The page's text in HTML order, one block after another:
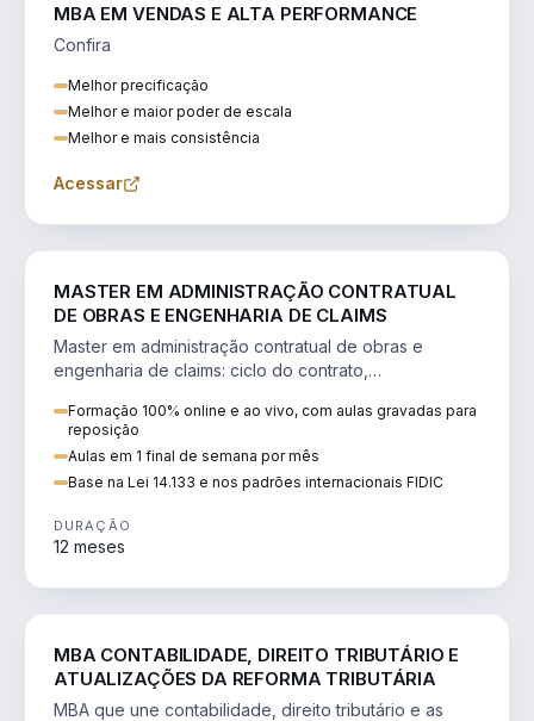
MBA EM VENDAS E ALTA PERFORMANCE
Confira
Melhor precificação
Melhor e maior poder de escala
Melhor e mais consistência
Acessar
MASTER EM ADMINISTRAÇÃO CONTRATUAL
DE OBRAS E ENGENHARIA DE CLAIMS
Master em administração contratual de obras e
engenharia de claims: ciclo do contrato,
Formação 100% online e ao vivo, com aulas gravadas para
reposição
Aulas em 1 final de semana por mês
Base na Lei 14.133 e nos padrões internacionais FIDIC
DURAÇÃO
12 meses
MBA CONTABILIDADE, DIREITO TRIBUTÁRIO E
ATUALIZAÇÕES DA REFORMA TRIBUTÁRIA
MBA que une contabilidade, direito tributário e as